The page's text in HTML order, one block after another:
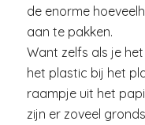
de enorme
aan te pakken.
Want zelfs als je
het plastic bij het
raampje uit het
zijn er zoveel